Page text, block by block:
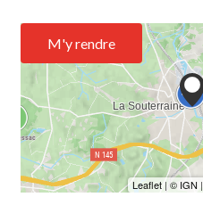
M'y rendre